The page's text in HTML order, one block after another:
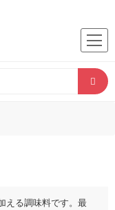
える調味料です。最